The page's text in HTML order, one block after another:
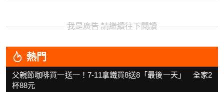
我是廣告 請繼續往下閱讀
熱門
父親節咖啡買一送一！7-11拿鐵買8送8「最後一天」 全家2
杯88元